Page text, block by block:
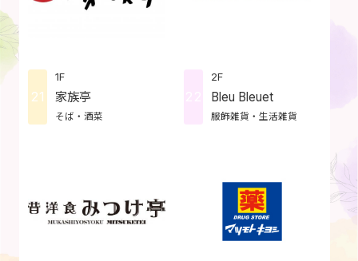
21
1F
家族亭
そば・酒菜
2F
Bleu Bleuet
服飾雑貨・生活雑貨